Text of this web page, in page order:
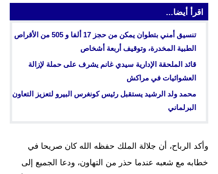
اقرأ أيضا...
تنسيق أمني بتطوان يمكن من حجز 17 ألفا و 505 من الأقراص
الطبية المخدرة، وتوقيف أربعة أشخاص
قائد الملحقة الإدارية سيدي غانم يشرف على حملة لإزالة
العشوائيات في مراكش
محمد ولد الرشيد يستقبل رئيس كونغرس البيرو لتعزيز التعاون
البرلماني
وأكد الرباح، أن جلالة الملك حفظه الله كان صريحا في
خطابه مع شعبه عندما حذر من التهاون، ودعا الجميع إلى